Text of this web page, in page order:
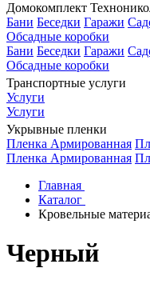
Домокомплект
Бани Беседки Гаражи
Обсадные коробки
Бани Беседки Гаражи
Обсадные коробки
Транспортные услуги
Услуги
Услуги
Укрывные пленки
Пленка Армированная
Пленка Армированная
Главная
Каталог
Кровельные
Черный